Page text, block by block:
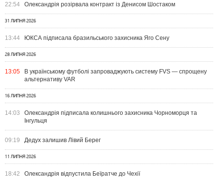
22:54 Олександрія розірвала контракт із Денисом Шостаком
31 ЛИПНЯ 2026
13:44 ЮКСА підписала бразильського захисника Яго Сену
28 ЛИПНЯ 2026
13:05
В українському футболі запроваджують систему FVS — спрощену
альтернативу VAR
16 ЛИПНЯ 2026
14:03
Олександрія підписала колишнього захисника Чорноморця та
Інгульця
09:19 Дедух залишив Лівий Берег
11 ЛИПНЯ 2026
18:42 Олександрія відпустила Беїратче до Чехії